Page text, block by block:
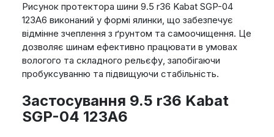
Рисунок протектора шини 9.5 r36 Kabat SGP-04
123A6 виконаний у формі ялинки, що забезпечує
відмінне зчеплення з ґрунтом та самоочищення. Це
дозволяє шинам ефективно працювати в умовах
вологого та складного рельєфу, запобігаючи
пробуксуванню та підвищуючи стабільність.
Застосування 9.5 r36 Kabat
SGP-04 123A6